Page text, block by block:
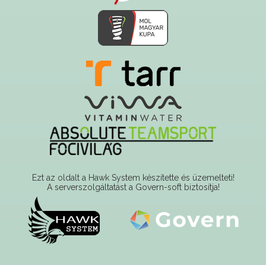
Ezt az oldalt a Hawk System készítette és üzemelteti!